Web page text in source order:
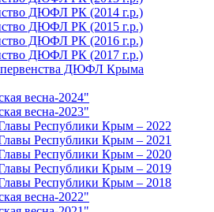
ДЮФЛ РК (2014 г.р.)
ДЮФЛ РК (2015 г.р.)
ДЮФЛ РК (2016 г.р.)
ДЮФЛ РК (2017 г.р.)
ДЮФЛ Крыма
весна-2024"
весна-2023"
Республики Крым – 2022
Республики Крым – 2021
Республики Крым – 2020
Республики Крым – 2019
Республики Крым – 2018
весна-2022"